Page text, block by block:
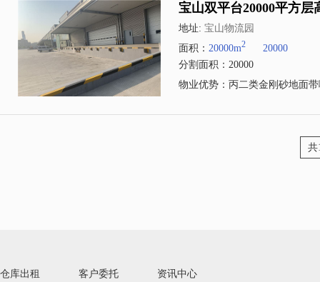
宝山双平台20000平方
地址: 宝山物流园
面积： 20000m2 20000
分割面积：20000
物业优势：丙二类金刚砂地面
共
仓库出租 客户委托 资讯中心